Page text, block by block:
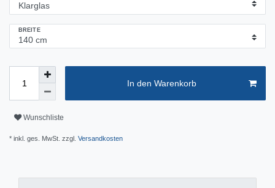
BREITE
In den Warenkorb
Wunschliste
* inkl. ges. MwSt. zzgl. Versandkosten